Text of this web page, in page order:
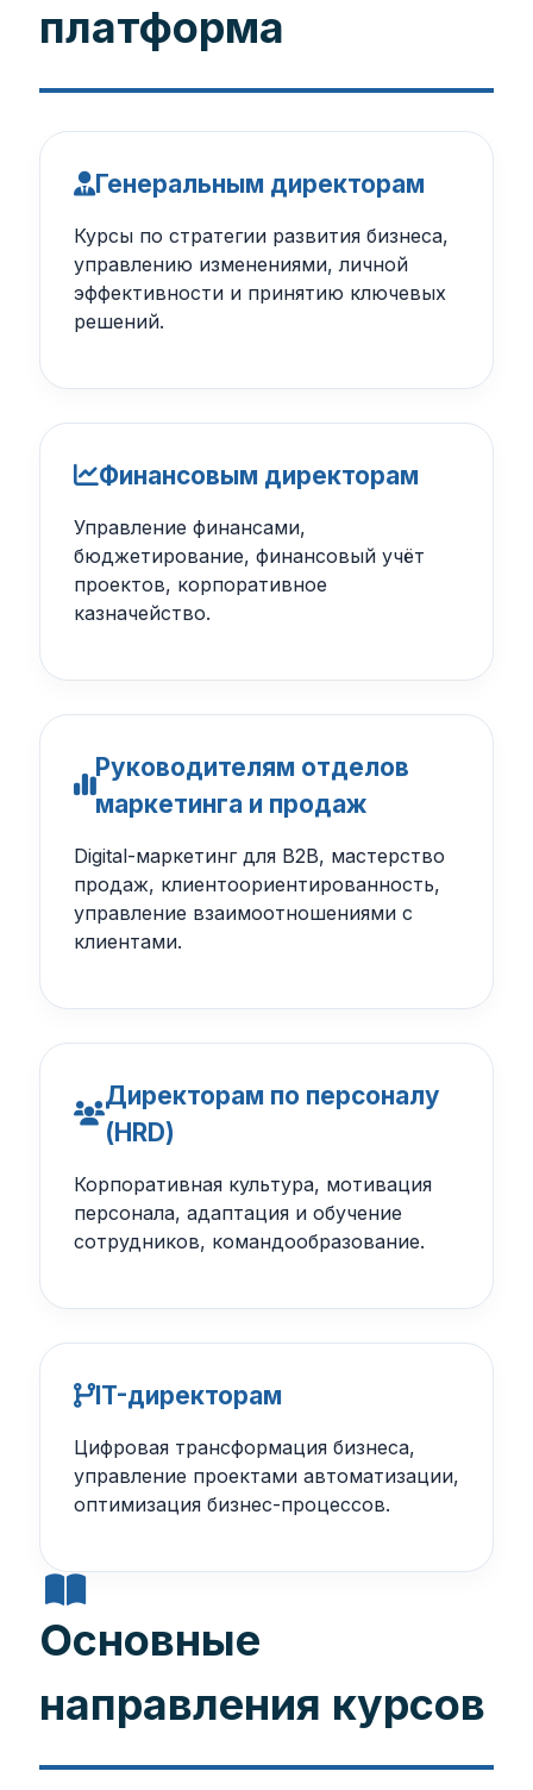
платформа
Генеральным директорам
Курсы по стратегии развития бизнеса,
управлению изменениями, личной
эффективности и принятию ключевых
решений.
Финансовым директорам
Управление финансами,
бюджетирование, финансовый учёт
проектов, корпоративное
казначейство.
Руководителям отделов
маркетинга и продаж
Digital-маркетинг для B2B, мастерство
продаж, клиентоориентированность,
управление взаимоотношениями с
клиентами.
Директорам по персоналу
(HRD)
Корпоративная культура, мотивация
персонала, адаптация и обучение
сотрудников, командообразование.
IT-директорам
Цифровая трансформация бизнеса,
управление проектами автоматизации,
оптимизация бизнес-процессов.
Основные
направления курсов